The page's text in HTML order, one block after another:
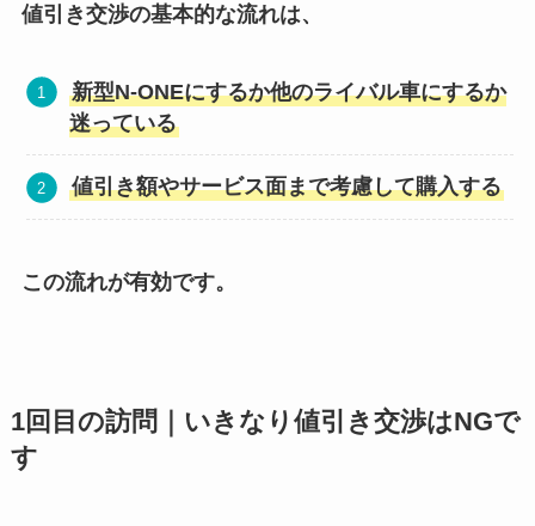
値引き交渉の基本的な流れは、
新型N-ONEにするか他のライバル車にするか
迷っている
値引き額やサービス面まで考慮して購入する
この流れが有効です。
1回目の訪問｜いきなり値引き交渉はNGで
す